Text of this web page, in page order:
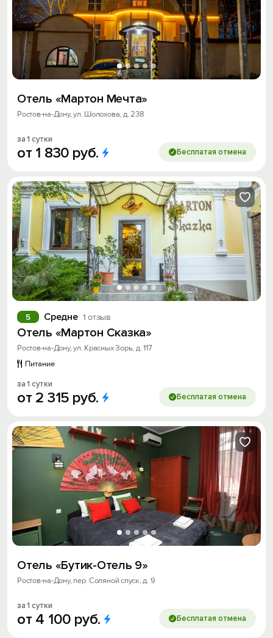
Отель «Мартон Мечта»
Ростов-на-Дону, ул. Шолохова, д. 238
за 1 сутки
от 1 830 руб. Бесплатая отмена
Средне 1 отзыв
5
Отель «Мартон Сказка»
Ростов-на-Дону, ул. Красных Зорь, д. 117
Питание
за 1 сутки
от 2 315 руб. Бесплатая отмена
Отель «Бутик-Отель 9»
Ростов-на-Дону, пер. Соляной спуск, д. 9
за 1 сутки
от 4 100 руб. Бесплатая отмена